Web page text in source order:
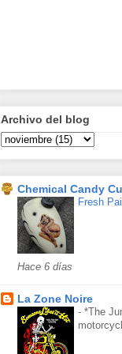
Archivo del blog
Chemical Candy
Fresh
Hace 6 días
La Zone Noire
- *The